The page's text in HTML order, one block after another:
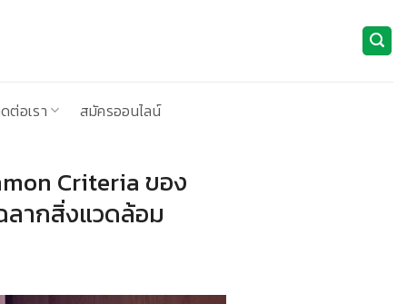
ต่อเรา สมัครออนไลน์
Criteria ของ
ากสิ่งแวดล้อม